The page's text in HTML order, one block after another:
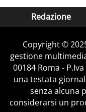
Sarah Toscano rompe il
voglio brillare davvero’ –
_sarahtoscano_)
Durante l’incontro,
body shaming,
Redazione
Copyright ©
gestione
00184 Roma -
una testata
senza alcuna
considerarsi un